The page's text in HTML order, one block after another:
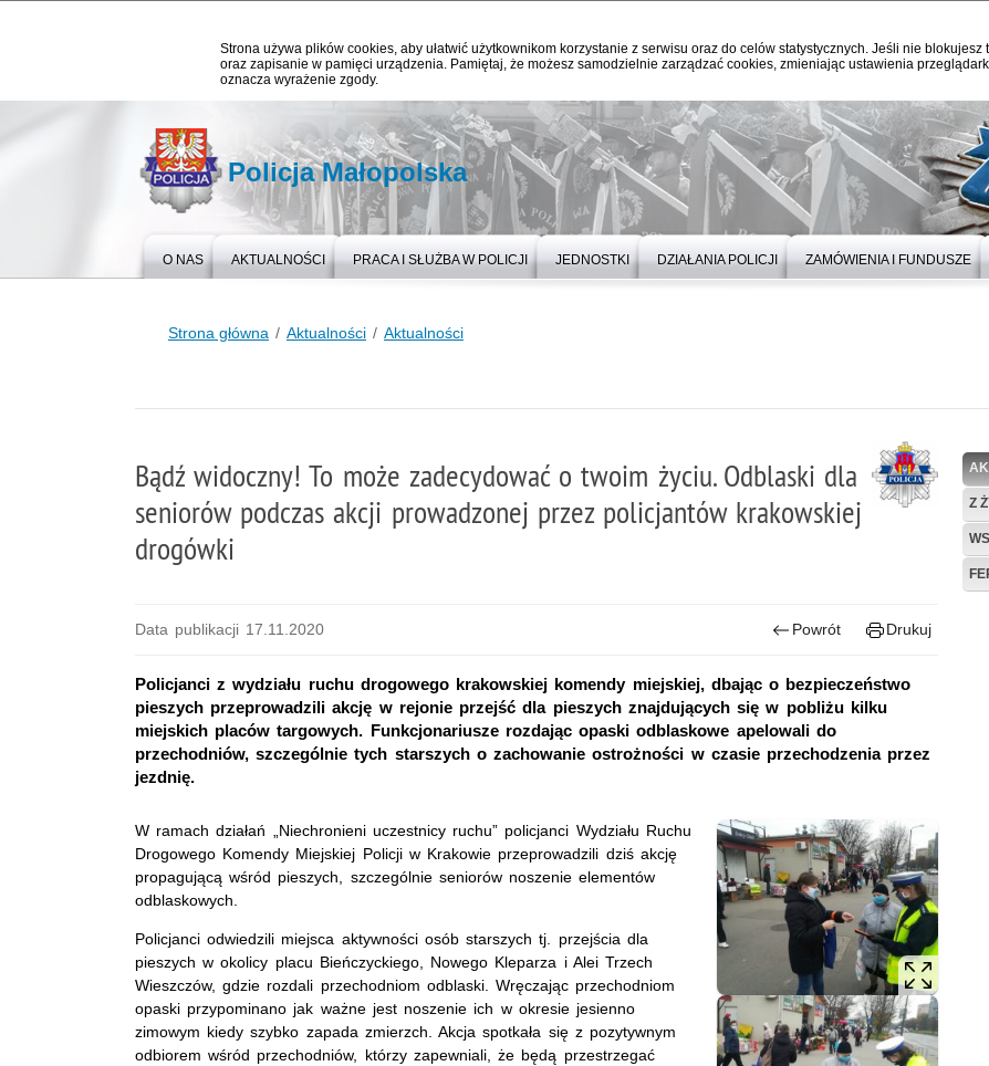
Strona używa plików cookies, aby ułatwić użytkownikom korzystanie z serwisu oraz do celów statystycznych. Jeśli nie
oraz zapisanie w pamięci urządzenia. Pamiętaj, że możesz samodzielnie zarządzać cookies, zmieniając ustawienia
oznacza wyrażenie zgody.
Policja Małopolska
O NAS AKTUALNOŚCI PRACA I SŁUŻBA W POLICJI JEDNOSTKI DZIAŁANIA POLICJI ZAMÓWIENIA I FUNDUSZE
Strona główna Aktualności Aktualności
Bądź widoczny! To może zadecydować o twoim życiu. Odblaski dla
seniorów podczas akcji prowadzonej przez policjantów krakowskiej
drogówki
Data publikacji 17.11.2020 Powrót Drukuj
Policjanci z wydziału ruchu drogowego krakowskiej komendy miejskiej, dbając o bezpieczeństwo
pieszych przeprowadzili akcję w rejonie przejść dla pieszych znajdujących się w pobliżu kilku
miejskich placów targowych. Funkcjonariusze rozdając opaski odblaskowe apelowali do
przechodniów, szczególnie tych starszych o zachowanie ostrożności w czasie przechodzenia przez
jezdnię.
W ramach działań „Niechronieni uczestnicy ruchu” policjanci Wydziału Ruchu
Drogowego Komendy Miejskiej Policji w Krakowie przeprowadzili dziś akcję
propagującą wśród pieszych, szczególnie seniorów noszenie elementów
odblaskowych.
Policjanci odwiedzili miejsca aktywności osób starszych tj. przejścia dla
pieszych w okolicy placu Bieńczyckiego, Nowego Kleparza i Alei Trzech
Wieszczów, gdzie rozdali przechodniom odblaski. Wręczając przechodniom
opaski przypominano jak ważne jest noszenie ich w okresie jesienno
zimowym kiedy szybko zapada zmierzch. Akcja spotkała się z pozytywnym
odbiorem wśród przechodniów, którzy zapewniali, że będą przestrzegać
Z